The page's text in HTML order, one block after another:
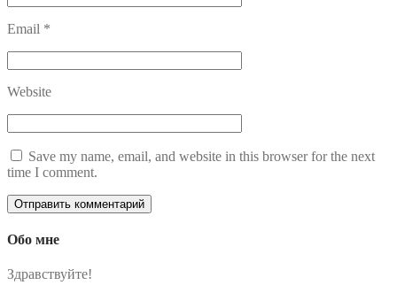
Email *
Website
Save my name, email, and website in this browser for the next
time I comment.
Обо мне
Здравствуйте!